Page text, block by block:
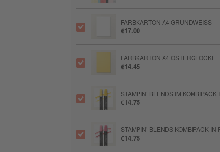
FARBKARTON A4 GRUNDWEISS
€17.00
FARBKARTON A4 OSTERGLOCKE
€14.45
STAMPIN’ BLENDS IM
€14.75
STAMPIN’ BLENDS KOMBIPACK
€14.75